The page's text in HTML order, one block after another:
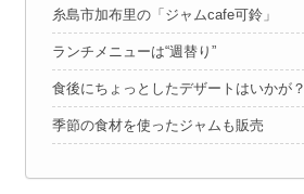
糸島市加布里の「ジャムcafe可鈴」
ランチメニューは“週替り”
食後にちょっとしたデザートはいかが？
季節の食材を使ったジャムも販売